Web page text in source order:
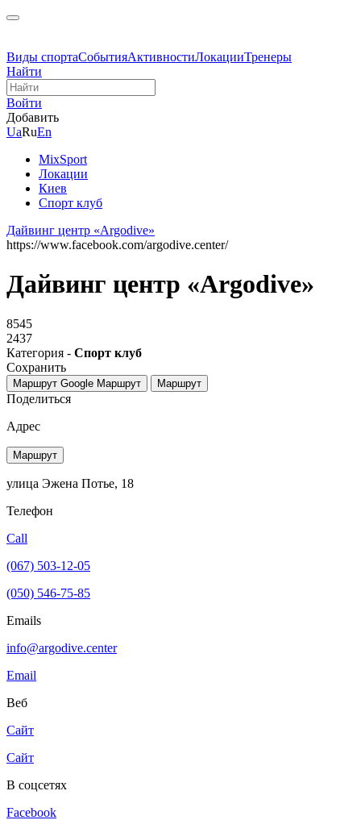
Виды спортаСобытияАктивностиЛокацииТренеры
Найти
Войти
Добавить
UaRuEn
MixSport
Локации
Киев
Спорт клуб
Дайвинг центр «Argodive»
https://www.facebook.com/argodive.center/
Дайвинг центр «Argodive»
8545
2437
Категория - Спорт клуб
Сохранить
Маршрут Google Маршрут Маршрут
Поделиться
Адрес
Маршрут
улица Эжена Потье, 18
Телефон
Call
(067) 503-12-05
(050) 546-75-85
Emails
info@argodive.center
Email
Веб
Сайт
Сайт
В соцсетях
Facebook